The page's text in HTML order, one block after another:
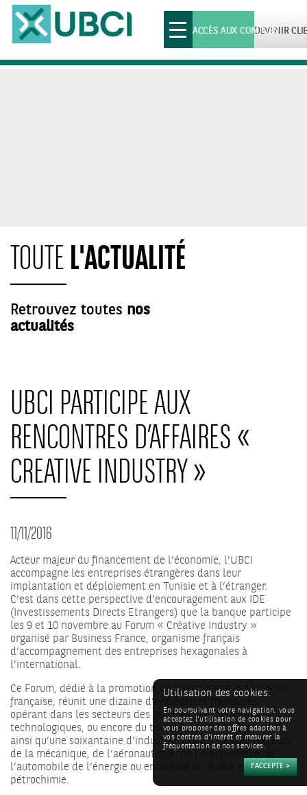
Toggle
navigationDEVENIR
ACCÈS AUX COMPTES
TOUTEL'ACTUALITÉ
Retrouvez toutes nos
actualités
UBCI PARTICIPE AUX
RENCONTRES D’AFFAIRES «
CREATIVE INDUSTRY »
11/11/2016
Acteur majeur du financement de l’économie, l’UBCI
accompagne les entreprises étrangères dans leur
implantation et déploiement en Tunisie et à l’étranger.
C’est dans cette perspective d’encouragement aux IDE
(Investissements Directs Etrangers) que la banque participe
les 9 et 10 novembre au Forum « Créative Industry »
organisé par Business France, organisme français
d’accompagnement des entreprises hexagonales à
l’international.
Ce Forum, dédié à la promotion de l’excellence industrielle
française, réunit une dizaine d’entreprises françaises
opérant dans les secteurs des services, des nouvelles
technologiques, ou encore du transport et de la logistique
ainsi qu’une soixantaine d’industriels tunisiens des secteurs
de la mécanique, de l’aéronautique, de l’électronique, de
l’automobile de l’énergie ou encore de la chimie et
pétrochimie.
Utilisation des cookies:
En poursuivant votre navigation, vous
acceptez l'utilisation de cookies pour
vous proposer des offres adaptées à
vos centres d'intérêt et mesurer la
fréquentation de nos services.